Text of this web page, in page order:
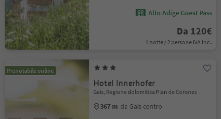
Alto Adige Guest Pass
Da 120€
1 notte / 2 persone IVA incl.
Prenotabile online
Hotel Innerhofer
Gais, Regione dolomitica Plan de Corones
367 m da Gais centro